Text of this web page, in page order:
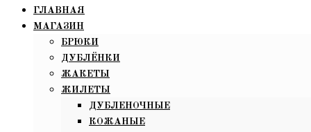
website
ГЛАВНАЯ
МАГАЗИН
БРЮКИ
ДУБЛЁНКИ
ЖАКЕТЫ
ЖИЛЕТЫ
ДУБЛЕНОЧНЫЕ
КОЖАНЫЕ